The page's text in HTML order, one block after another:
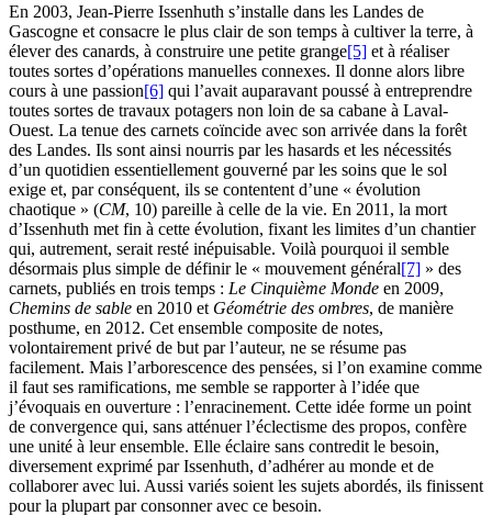
En 2003, Jean-Pierre Issenhuth s’installe dans les Landes de
Gascogne et consacre le plus clair de son temps à cultiver la terre, à
élever des canards, à construire une petite grange[5] et à réaliser
toutes sortes d’opérations manuelles connexes. Il donne alors libre
cours à une passion[6] qui l’avait auparavant poussé à entreprendre
toutes sortes de travaux potagers non loin de sa cabane à Laval-
Ouest. La tenue des carnets coïncide avec son arrivée dans la forêt
des Landes. Ils sont ainsi nourris par les hasards et les nécessités
d’un quotidien essentiellement gouverné par les soins que le sol
exige et, par conséquent, ils se contentent d’une « évolution
chaotique » (CM, 10) pareille à celle de la vie. En 2011, la mort
d’Issenhuth met fin à cette évolution, fixant les limites d’un chantier
qui, autrement, serait resté inépuisable. Voilà pourquoi il semble
désormais plus simple de définir le « mouvement général[7] » des
carnets, publiés en trois temps : Le Cinquième Monde en 2009,
Chemins de sable en 2010 et Géométrie des ombres, de manière
posthume, en 2012. Cet ensemble composite de notes,
volontairement privé de but par l’auteur, ne se résume pas
facilement. Mais l’arborescence des pensées, si l’on examine comme
il faut ses ramifications, me semble se rapporter à l’idée que
j’évoquais en ouverture : l’enracinement. Cette idée forme un point
de convergence qui, sans atténuer l’éclectisme des propos, confère
une unité à leur ensemble. Elle éclaire sans contredit le besoin,
diversement exprimé par Issenhuth, d’adhérer au monde et de
collaborer avec lui. Aussi variés soient les sujets abordés, ils finissent
pour la plupart par consonner avec ce besoin.